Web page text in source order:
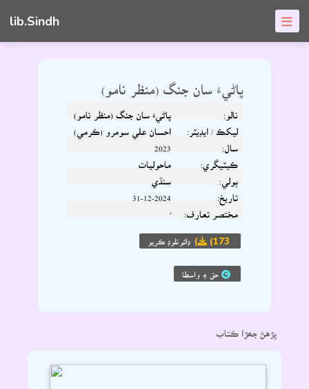
lib.Sindh
پاڻيءَ سان جنگ (منظر نامو)
پاڻيءَ سان جنگ (منظر نامو) نالو:
احسان علي سومرو (ڪرمي) ليکڪ / ايڊيٽر:
سال:
ماحوليات ڪيٽيگري:
سنڌي ٻولي:
تاريخ:
مختصر تعارف:
(173) ڊائونلوڊ ڪريو
حق ۽ واسطا
پڙهڻ جھڙا ڪتاب